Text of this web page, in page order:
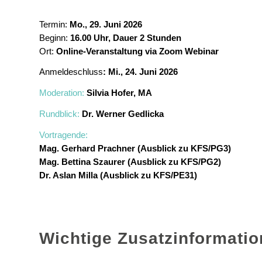
Termin: Mo., 29. Juni 2026
Beginn: 16.00 Uhr, Dauer 2 Stunden
Ort: Online-Veranstaltung via Zoom Webinar
Anmeldeschluss: Mi., 24. Juni 2026
Moderation: Silvia Hofer, MA
Rundblick: Dr. Werner Gedlicka
Vortragende:
Mag. Gerhard Prachner (Ausblick zu KFS/PG3)
Mag. Bettina Szaurer (Ausblick zu KFS/PG2)
Dr. Aslan Milla (Ausblick zu KFS/PE31)
Wichtige